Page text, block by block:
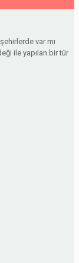
var mı
ile yapılan bir tür